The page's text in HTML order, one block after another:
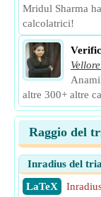
Mridul Sharma
calcolatrici!
altre 300+ altre
Raggio del
Inradius del
​ LaTeX